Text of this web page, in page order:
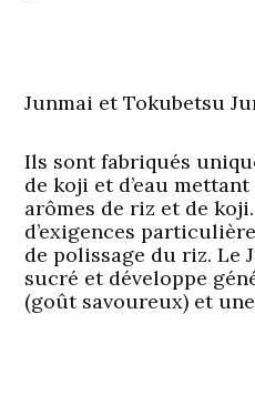
Junmai et Tokubetsu
Ils sont fabriqués
de koji et d’eau
arômes de riz et de koji.
d’exigences
de polissage du riz. Le
sucré et développe
(goût savoureux) et